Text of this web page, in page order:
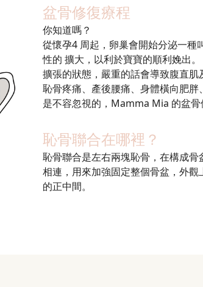
盆骨修復療程
你知道嗎？
從懷孕4 周起，卵巢會開始分泌一
性的 擴大，以利於寶寶的順利娩出
擴張的狀態，嚴重的話會導致腹直
恥骨疼痛、產後腰痛、身體橫向肥
是不容忽視的，Mamma Mia 的盆骨
恥骨聯合在哪裡？
恥骨聯合是左右兩塊恥骨，在構成
相連，用來加強固定整個骨盆，外
的正中間。